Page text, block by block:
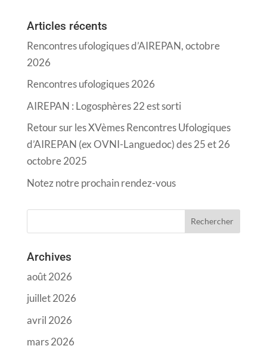
Articles récents
Rencontres ufologiques d’AIREPAN, octobre
2026
Rencontres ufologiques 2026
AIREPAN : Logosphères 22 est sorti
Retour sur les XVèmes Rencontres Ufologiques
d’AIREPAN (ex OVNI-Languedoc) des 25 et 26
octobre 2025
Notez notre prochain rendez-vous
Archives
août 2026
juillet 2026
avril 2026
mars 2026